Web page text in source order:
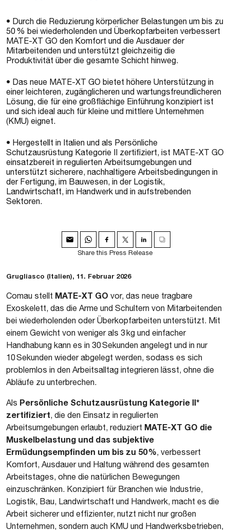
• Durch die Reduzierung körperlicher Belastungen um bis zu
50 % bei wiederholenden und Überkopfarbeiten verbessert
MATE-XT GO den Komfort und die Ausdauer der
Mitarbeitenden und unterstützt gleichzeitig die
Produktivität über die gesamte Schicht hinweg.
• Das neue MATE-XT GO bietet höhere Unterstützung in
einer leichteren, zugänglicheren und wartungsfreundlicheren
Lösung, die für eine großflächige Einführung konzipiert ist
und sich ideal auch für kleine und mittlere Unternehmen
(KMU) eignet.
• Hergestellt in Italien und als Persönliche
Schutzausrüstung Kategorie II zertifiziert, ist MATE-XT GO
einsatzbereit in regulierten Arbeitsumgebungen und
unterstützt sicherere, nachhaltigere Arbeitsbedingungen in
der Fertigung, im Bauwesen, in der Logistik,
Landwirtschaft, im Handwerk und in aufstrebenden
Sektoren.
Share this Press Release
Grugliasco (Italien), 11. Februar 2026
Comau stellt MATE-XT GO vor, das neue tragbare
Exoskelett, das die Arme und Schultern von Mitarbeitenden
bei wiederholenden oder Überkopfarbeiten unterstützt. Mit
einem Gewicht von weniger als 3 kg und einfacher
Handhabung kann es in 30 Sekunden angelegt und in nur
10 Sekunden wieder abgelegt werden, sodass es sich
problemlos in den Arbeitsalltag integrieren lässt, ohne die
Abläufe zu unterbrechen.
Als Persönliche Schutzausrüstung Kategorie II*
zertifiziert, die den Einsatz in regulierten
Arbeitsumgebungen erlaubt, reduziert MATE-XT GO die
Muskelbelastung und das subjektive
Ermüdungsempfinden um bis zu 50 %, verbessert
Komfort, Ausdauer und Haltung während des gesamten
Arbeitstages, ohne die natürlichen Bewegungen
einzuschränken. Konzipiert für Branchen wie Industrie,
Logistik, Bau, Landwirtschaft und Handwerk, macht es die
Arbeit sicherer und effizienter, nutzt nicht nur großen
Unternehmen, sondern auch KMU und Handwerksbetrieben,